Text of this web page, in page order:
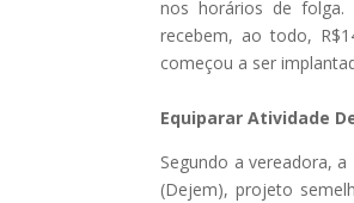
nos horários de folga.
recebem, ao todo,
começou a ser
Equiparar Atividade
Segundo a vereadora,
(Dejem), projeto